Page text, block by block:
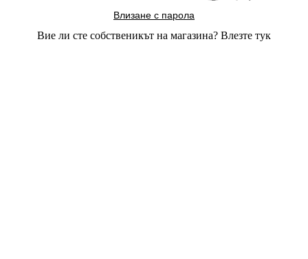
Влизане с парола
Вие ли сте собственикът на магазина? Влезте тук